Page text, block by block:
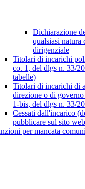
Dichiarazione
qualsiasi natura
dirigenziale
Titolari di incarichi
co. 1, del dlgs n. 33/
tabelle)
Titolari di incarichi di
direzione o di
1-bis, del dlgs n. 33/
Cessati dall'incarico
pubblicare sul sito
per mancata